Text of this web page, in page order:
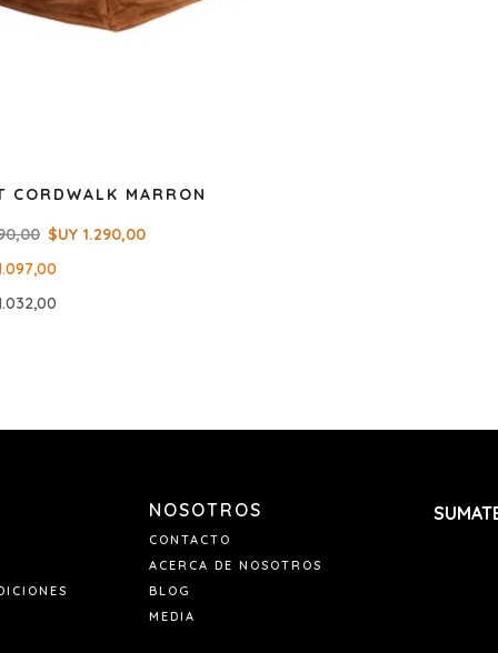
CORDWALK MARRON
$UY 1.290,00
NOSOTROS
CONTACTO
ACERCA DE NOSOTROS
BLOG
MEDIA